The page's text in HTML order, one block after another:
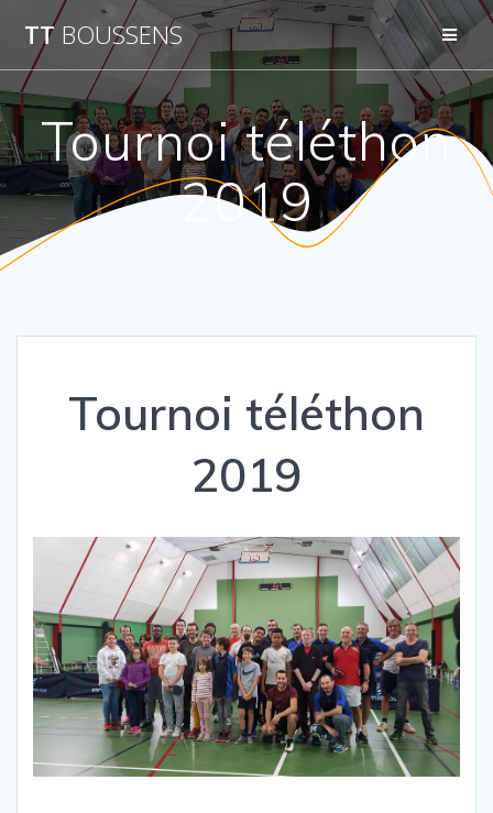
Passer
au
contenu
TTBOUSSENS
Tournoi téléthon
2019
Tournoi téléthon
2019